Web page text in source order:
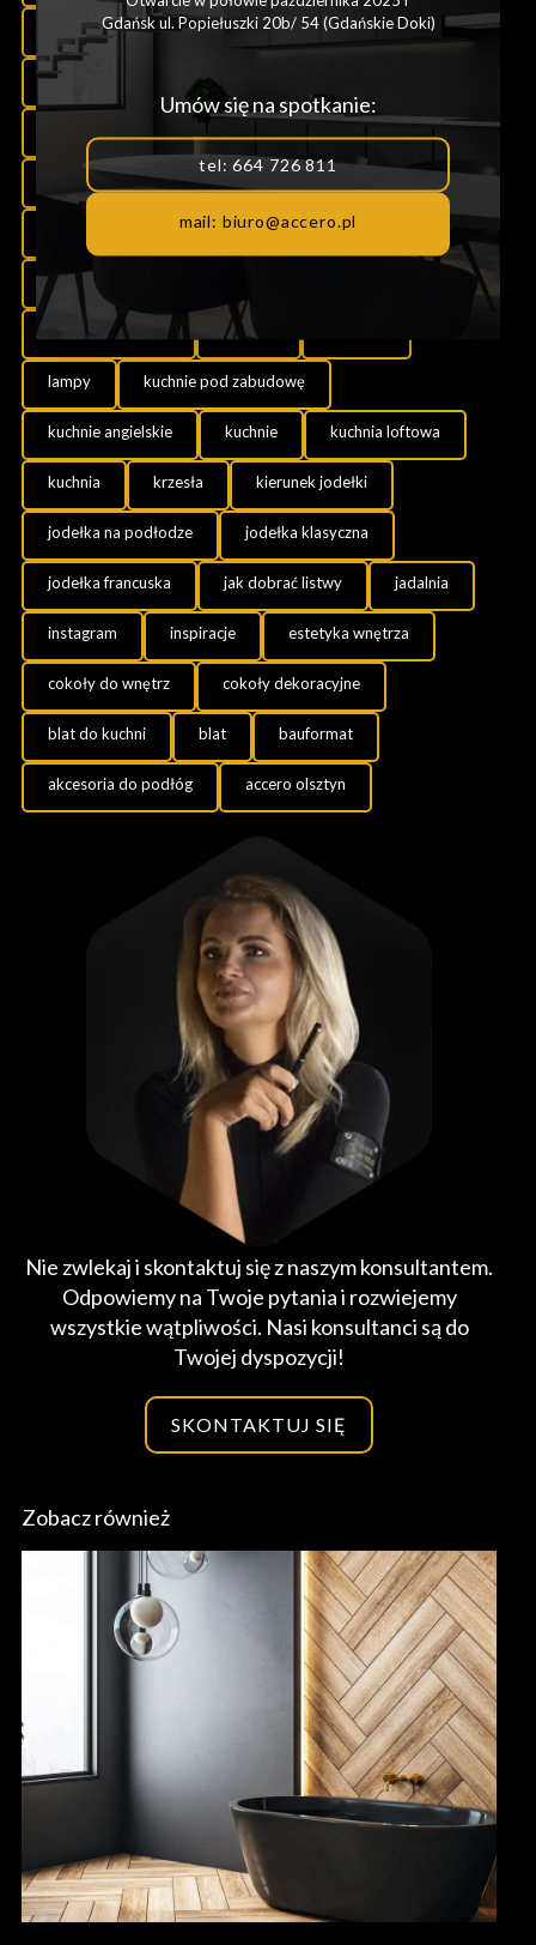
stół rozkładany stół dębowy San Swiss
projektowanie podłoga drewniana
modnalazienka
meble do jadalni
listwy przypodłogowe
listwy do podłogi łazienki
lampy kuchnie pod zabudowę
kuchnie angielskie kuchnie kuchnia loftowa
kuchnia krzesła kierunek jodełki
jodełka na podłodze jodełka klasyczna
jodełka francuska jak dobrać listwy jadalnia
instagram inspiracje estetyka wnętrza
cokoły do wnętrz cokoły dekoracyjne
blat do kuchni blat bauformat
akcesoria do podłóg accero olsztyn
Nie zwlekaj i skontaktuj się z naszym konsultantem.
Odpowiemy na Twoje pytania i rozwiejemy
wszystkie wątpliwości. Nasi konsultanci są do
Twojej dyspozycji!
SKONTAKTUJ SIĘ
Zobacz również
Gdańsk ul. Popiełuszki 20b/ 54 (Gdańskie Doki)
Umów się na spotkanie:
tel: 664 726 811
mail: biuro@accero.pl